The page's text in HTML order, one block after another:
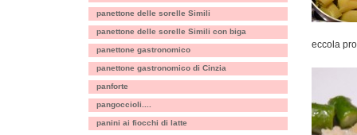
panettone delle sorelle Simili
panettone delle sorelle Simili con biga
panettone gastronomico
panettone gastronomico di Cinzia
panforte
pangoccioli....
panini ai fiocchi di latte
eccola